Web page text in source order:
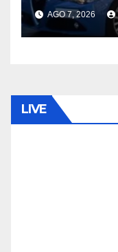
AGO 7, 2026
LIVE